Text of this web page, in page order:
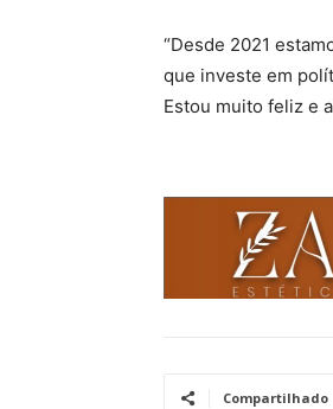
“Desde 2021
que investe em
Estou muito feliz e
Compartilhado